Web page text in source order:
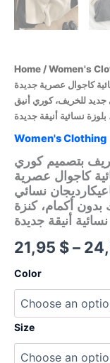
Home /Women's
كاجوال عصرية جديدة
للخريف، كوري أنيق
نسائية أنيقة جديدة
Women's Clothing
بتصميم كوري
كاجوال عصرية
نسائي
أكمام، كنزة
أنيقة جديدة
21,95 $–
Color
Size